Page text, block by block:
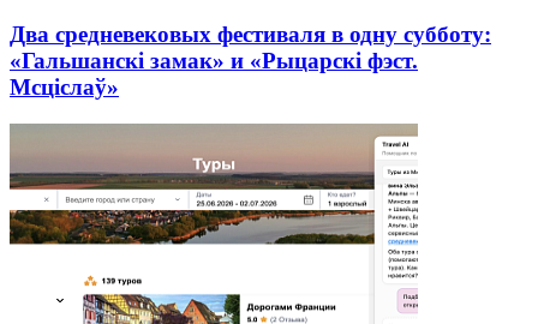
Два средневековых фестиваля в одну субботу:
«Гальшанскі замак» и «Рыцарскі фэст.
Мсціслаў»